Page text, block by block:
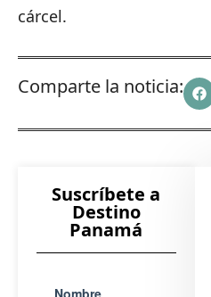
cárcel.
Comparte la noticia:
Suscríbete a
Destino
Panamá